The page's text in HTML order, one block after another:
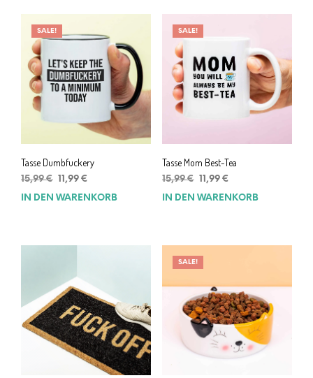
SALE!
Tasse Dumbfuckery
15,99€ Ursprünglicher
Preis
11,99 €
Preis
IN DEN WARENKORB
SALE!
Tasse Mom Best-Tea
15,99€ Ursprünglicher
Preis
11,99 €Aktueller
Preis
IN DEN WARENKORB
SALE!